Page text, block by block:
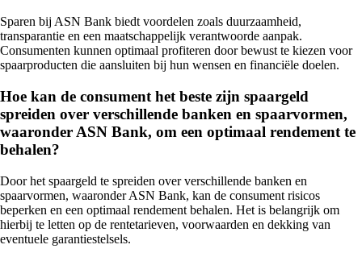
Sparen bij ASN Bank biedt voordelen zoals duurzaamheid,
transparantie en een maatschappelijk verantwoorde aanpak.
Consumenten kunnen optimaal profiteren door bewust te kiezen voor
spaarproducten die aansluiten bij hun wensen en financiële doelen.
Hoe kan de consument het beste zijn spaargeld
spreiden over verschillende banken en spaarvormen,
waaronder ASN Bank, om een optimaal rendement te
behalen?
Door het spaargeld te spreiden over verschillende banken en
spaarvormen, waaronder ASN Bank, kan de consument risicos
beperken en een optimaal rendement behalen. Het is belangrijk om
hierbij te letten op de rentetarieven, voorwaarden en dekking van
eventuele garantiestelsels.